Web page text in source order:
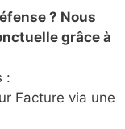
? Nous
grâce à
:
Facture via une